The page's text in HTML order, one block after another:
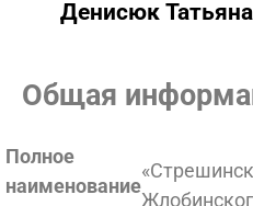
Денисюк
Общая
Полное
наименование